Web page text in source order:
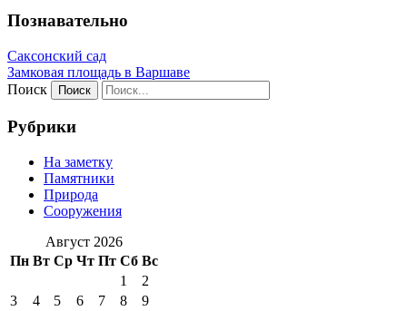
Познавательно
Саксонский сад
Замковая площадь в Варшаве
Поиск
Рубрики
На заметку
Памятники
Природа
Сооружения
Август 2026
Пн Вт Ср Чт Пт Сб Вс
1
2
3
4 5 6 7 8
9